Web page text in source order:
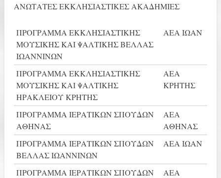
ΑΝΩΤΑΤΕΣ ΕΚΚΛΗΣΙΑΣΤΙΚΕΣ ΑΚΑΔΗΜΙΕΣ
ΠΡΟΓΡΑΜΜΑ ΕΚΚΛΗΣΙΑΣΤΙΚΗΣ
ΜΟΥΣΙΚΗΣ ΚΑΙ ΨΑΛΤΙΚΗΣ ΒΕΛΛΑΣ
ΙΩΑΝΝΙΝΩΝ
ΑΕΑ ΙΩΑΝ
ΠΡΟΓΡΑΜΜΑ ΕΚΚΛΗΣΙΑΣΤΙΚΗΣ
ΜΟΥΣΙΚΗΣ ΚΑΙ ΨΑΛΤΙΚΗΣ
ΗΡΑΚΛΕΙΟΥ ΚΡΗΤΗΣ
ΑΕΑ
ΚΡΗΤΗΣ
ΠΡΟΓΡΑΜΜΑ ΙΕΡΑΤΙΚΩΝ ΣΠΟΥΔΩΝ
ΑΘΗΝΑΣ
ΑΕΑ
ΑΘΗΝΑΣ
ΠΡΟΓΡΑΜΜΑ ΙΕΡΑΤΙΚΩΝ ΣΠΟΥΔΩΝ
ΒΕΛΛΑΣ ΙΩΑΝΝΙΝΩΝ
ΑΕΑ ΙΩΑΝ
ΠΡΟΓΡΑΜΜΑ ΙΕΡΑΤΙΚΩΝ ΣΠΟΥΔΩΝ
ΑΕΑ